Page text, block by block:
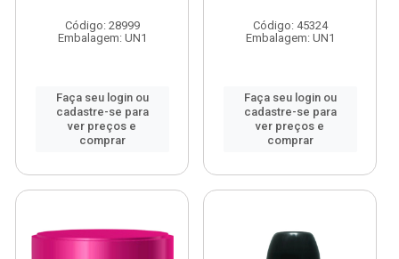
Código: 28999
Embalagem: UN1
Faça seu login ou
cadastre-se para
ver preços e
comprar
Código: 45324
Embalagem: UN1
Faça seu login ou
cadastre-se para
ver preços e
comprar